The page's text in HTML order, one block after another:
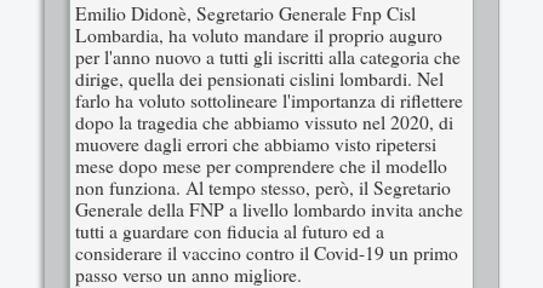
Emilio Didonè, Segretario Generale Fnp Cisl
Lombardia, ha voluto mandare il proprio auguro
per l'anno nuovo a tutti gli iscritti alla categoria che
dirige, quella dei pensionati cislini lombardi. Nel
farlo ha voluto sottolineare l'importanza di riflettere
dopo la tragedia che abbiamo vissuto nel 2020, di
muovere dagli errori che abbiamo visto ripetersi
mese dopo mese per comprendere che il modello
non funziona. Al tempo stesso, però, il Segretario
Generale della FNP a livello lombardo invita anche
tutti a guardare con fiducia al futuro ed a
considerare il vaccino contro il Covid-19 un primo
passo verso un anno migliore.